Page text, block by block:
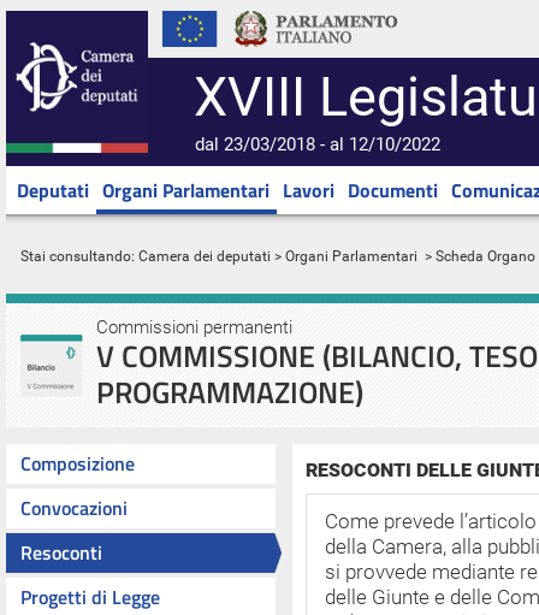
XVIII
dal 23/03/2018 - al 12/10/2022
Deputati Organi Parlamentari Lavori Documenti
Stai consultando: Camera dei deputati > Organi Parlamentari > Scheda Organo
Commissioni permanenti
V COMMISSIONE (BILANCIO,
PROGRAMMAZIONE)
Composizione
Convocazioni
Resoconti
Progetti di Legge
RESOCONTI DELLE
Come prevede
della Camera, alla
si provvede mediante
delle Giunte e delle